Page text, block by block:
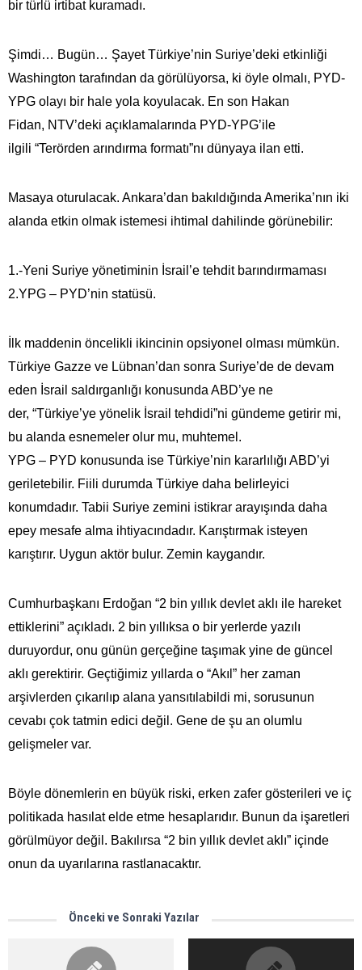
bir türlü irtibat kuramadı.
Şimdi… Bugün… Şayet Türkiye’nin Suriye’deki etkinliği
Washington tarafından da görülüyorsa, ki öyle olmalı, PYD-
YPG olayı bir hale yola koyulacak. En son Hakan
Fidan, NTV’deki açıklamalarında PYD-YPG’ile
ilgili “Terörden arındırma formatı”nı dünyaya ilan etti.
Masaya oturulacak. Ankara’dan bakıldığında Amerika’nın iki
alanda etkin olmak istemesi ihtimal dahilinde görünebilir:
1.-Yeni Suriye yönetiminin İsrail’e tehdit barındırmaması
2.YPG – PYD’nin statüsü.
İlk maddenin öncelikli ikincinin opsiyonel olması mümkün.
Türkiye Gazze ve Lübnan’dan sonra Suriye’de de devam
eden İsrail saldırganlığı konusunda ABD’ye ne
der, “Türkiye’ye yönelik İsrail tehdidi”ni gündeme getirir mi,
bu alanda esnemeler olur mu, muhtemel.
YPG – PYD konusunda ise Türkiye’nin kararlılığı ABD’yi
geriletebilir. Fiili durumda Türkiye daha belirleyici
konumdadır. Tabii Suriye zemini istikrar arayışında daha
epey mesafe alma ihtiyacındadır. Karıştırmak isteyen
karıştırır. Uygun aktör bulur. Zemin kaygandır.
Cumhurbaşkanı Erdoğan “2 bin yıllık devlet aklı ile hareket
ettiklerini” açıkladı. 2 bin yıllıksa o bir yerlerde yazılı
duruyordur, onu günün gerçeğine taşımak yine de güncel
aklı gerektirir. Geçtiğimiz yıllarda o “Akıl” her zaman
arşivlerden çıkarılıp alana yansıtılabildi mi, sorusunun
cevabı çok tatmin edici değil. Gene de şu an olumlu
gelişmeler var.
Böyle dönemlerin en büyük riski, erken zafer gösterileri ve iç
politikada hasılat elde etme hesaplarıdır. Bunun da işaretleri
görülmüyor değil. Bakılırsa “2 bin yıllık devlet aklı” içinde
onun da uyarılarına rastlanacaktır.
Önceki ve Sonraki Yazılar